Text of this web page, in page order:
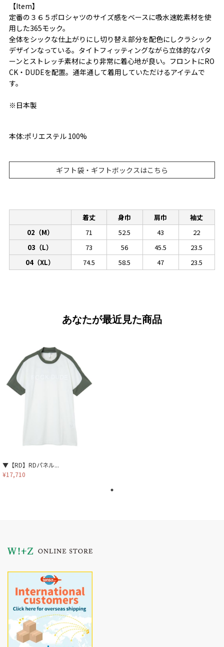
【Item】
定番の３６５ポロシャツのサイズ感をベースに吸水速乾素材を使
用した365モック。
全体をシックな仕上がりにし切り替え部分を配色にしクラシック
デザインなっている。タイトフィッティングながら立体的なパタ
ーンとストレッチ素材により非常に着心地が良い。フロントにRO
CK・DUDEを配置。通年通して着用していただけるアイテムで
す。
※日本製
本体:ポリエステル 100%
ギフト袋・ギフトボックスはこちら
着丈 身巾 肩巾
袖丈
02（M）
71 52.5 43
22
03（L）
73 56 45.5
23.5
04（XL）
74.5 58.5 47 23.5
あなたが最近見た商品
▼【RD】RDパネル...
¥17,710